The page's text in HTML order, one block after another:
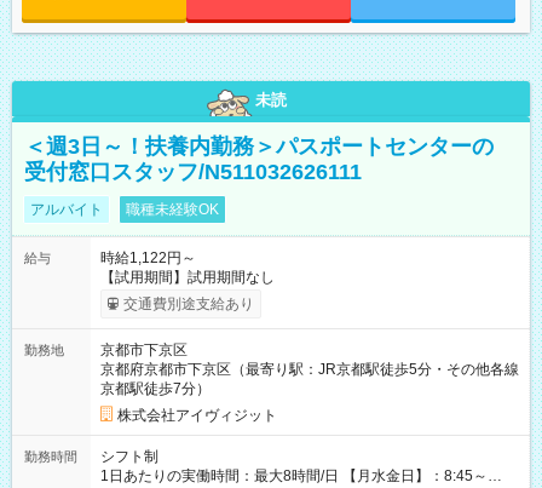
未読
＜週3日～！扶養内勤務＞パスポートセンターの
受付窓口スタッフ/N511032626111
アルバイト 職種未経験OK
給与
時給1,122円～
【試用期間】試用期間なし
交通費別途支給あり
勤務地
京都市下京区
京都府京都市下京区（最寄り駅：JR京都駅徒歩5分・その他各線
京都駅徒歩7分）
株式会社アイヴィジット
勤務時間
シフト制
1日あたりの実働時間：最大8時間/日 【月水金日】：8:45～